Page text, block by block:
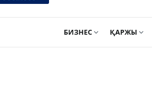
БИЗНЕС ҚАРЖЫ